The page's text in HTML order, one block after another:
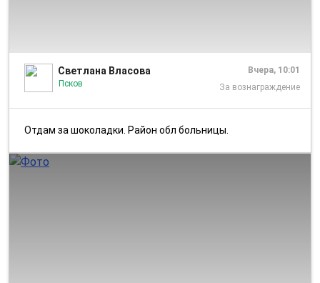
Светлана Власова
Псков
Вчера, 10:01
За вознаграждение
Отдам за шоколадки. Район обл больницы.